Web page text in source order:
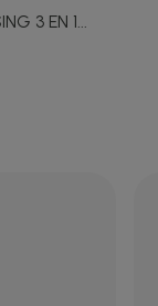
3 EN 1...